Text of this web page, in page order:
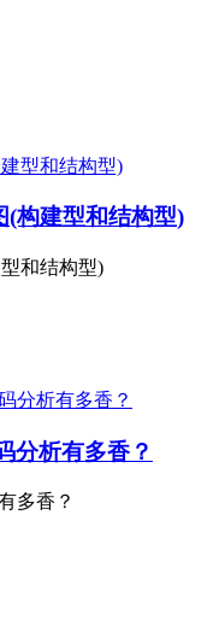
构建型和结构型)
和结构型)
分析有多香？
多香？